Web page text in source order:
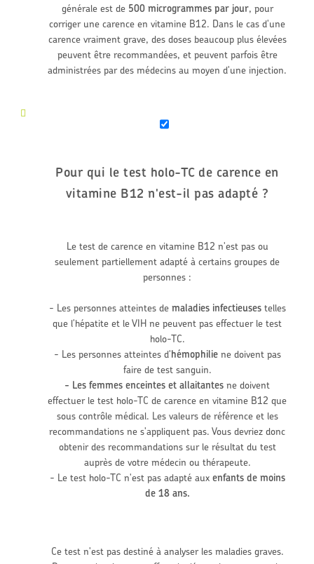
générale est de 500 microgrammes par jour, pour
corriger une carence en vitamine B12. Dans le cas d'une
carence vraiment grave, des doses beaucoup plus élevées
peuvent être recommandées, et peuvent parfois être
administrées par des médecins au moyen d'une injection.
Pour qui le test holo-TC de carence en
vitamine B12 n'est-il pas adapté ?
Le test de carence en vitamine B12 n'est pas ou
seulement partiellement adapté à certains groupes de
personnes :
- Les personnes atteintes de maladies infectieusestelles
que l'hépatite et le VIH ne peuvent pas effectuer le test
holo-TC.
- Les personnes atteintes d'hémophiliene doivent pas
faire de test sanguin.
- Les femmes enceintes et allaitantes ne doivent
effectuer le test holo-TC de carence en vitamine B12 que
sous contrôle médical. Les valeurs de référence et les
recommandations ne s'appliquent pas. Vous devriez donc
obtenir des recommandations sur le résultat du test
auprès de votre médecin ou thérapeute.
- Le test holo-TC n'est pas adapté aux enfants de moins
de 18 ans.
Ce test n'est pas destiné à analyser les maladies graves.